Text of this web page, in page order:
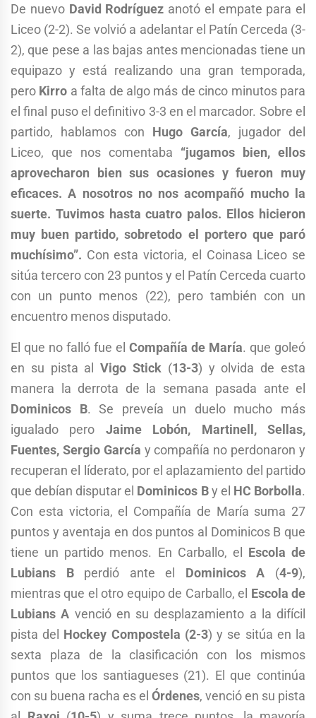
De nuevoDavid Rodríguez anotó el empate para el
Liceo (2-2). Se volvió a adelantar el Patín Cerceda (3-
2), que pese a las bajas antes mencionadas tiene un
equipazo y está realizando una gran temporada,
pero Kirro a falta de algo más de cinco minutos para
el final puso el definitivo 3-3 en el marcador. Sobre el
partido, hablamos con Hugo García, jugador del
Liceo, que nos comentaba “jugamos bien, ellos
aprovecharon bien sus ocasiones y fueron muy
eficaces. A nosotros no nos acompañó mucho la
suerte. Tuvimos hasta cuatro palos. Ellos hicieron
muy buen partido, sobretodo el portero que paró
muchísimo”. Con esta victoria, el Coinasa Liceo se
sitúa tercero con 23 puntos y el Patín Cerceda cuarto
con un punto menos (22), pero también con un
encuentro menos disputado.
El que no falló fue el Compañía de María. que goleó
en su pista alVigo Stick (13-3) y olvida de esta
manera la derrota de la semana pasada ante el
Dominicos B. Se preveía un duelo mucho más
igualado pero Jaime Lobón, Martinell, Sellas,
Fuentes, Sergio García y compañía no perdonaron y
recuperan el líderato, por el aplazamiento del partido
que debían disputar el Dominicos By el HC Borbolla.
Con esta victoria, el Compañía de María suma 27
puntos y aventaja en dos puntos al Dominicos B que
tiene un partido menos. En Carballo, el Escola de
Lubians Bperdió ante el Dominicos A (4-9),
mientras que el otro equipo de Carballo, el Escola de
Lubians A venció en su desplazamiento a la difícil
pista del Hockey Compostela (2-3) y se sitúa en la
sexta plaza de la clasificación con los mismos
puntos que los santiagueses (21). El que continúa
con su buena racha es el Órdenes, venció en su pista